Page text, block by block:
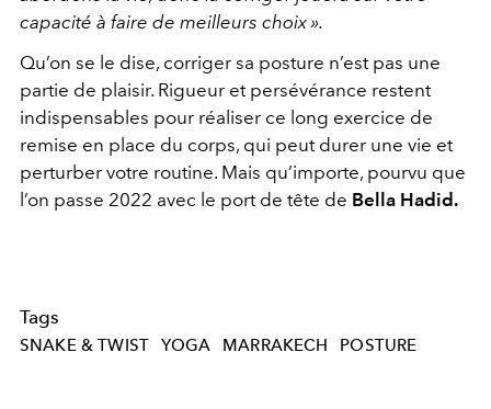
capacité à faire de meilleurs choix ».
Qu’on se le dise, corriger sa posture n’est pas une
partie de plaisir. Rigueur et persévérance restent
indispensables pour réaliser ce long exercice de
remise en place du corps, qui peut durer une vie et
perturber votre routine. Mais qu’importe, pourvu que
l’on passe 2022 avec le port de tête de Bella Hadid.
Tags
SNAKE & TWIST YOGA MARRAKECH POSTURE